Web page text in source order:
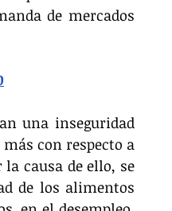
de mercados
una inseguridad
con respecto a
la causa de ello, se
de los alimentos